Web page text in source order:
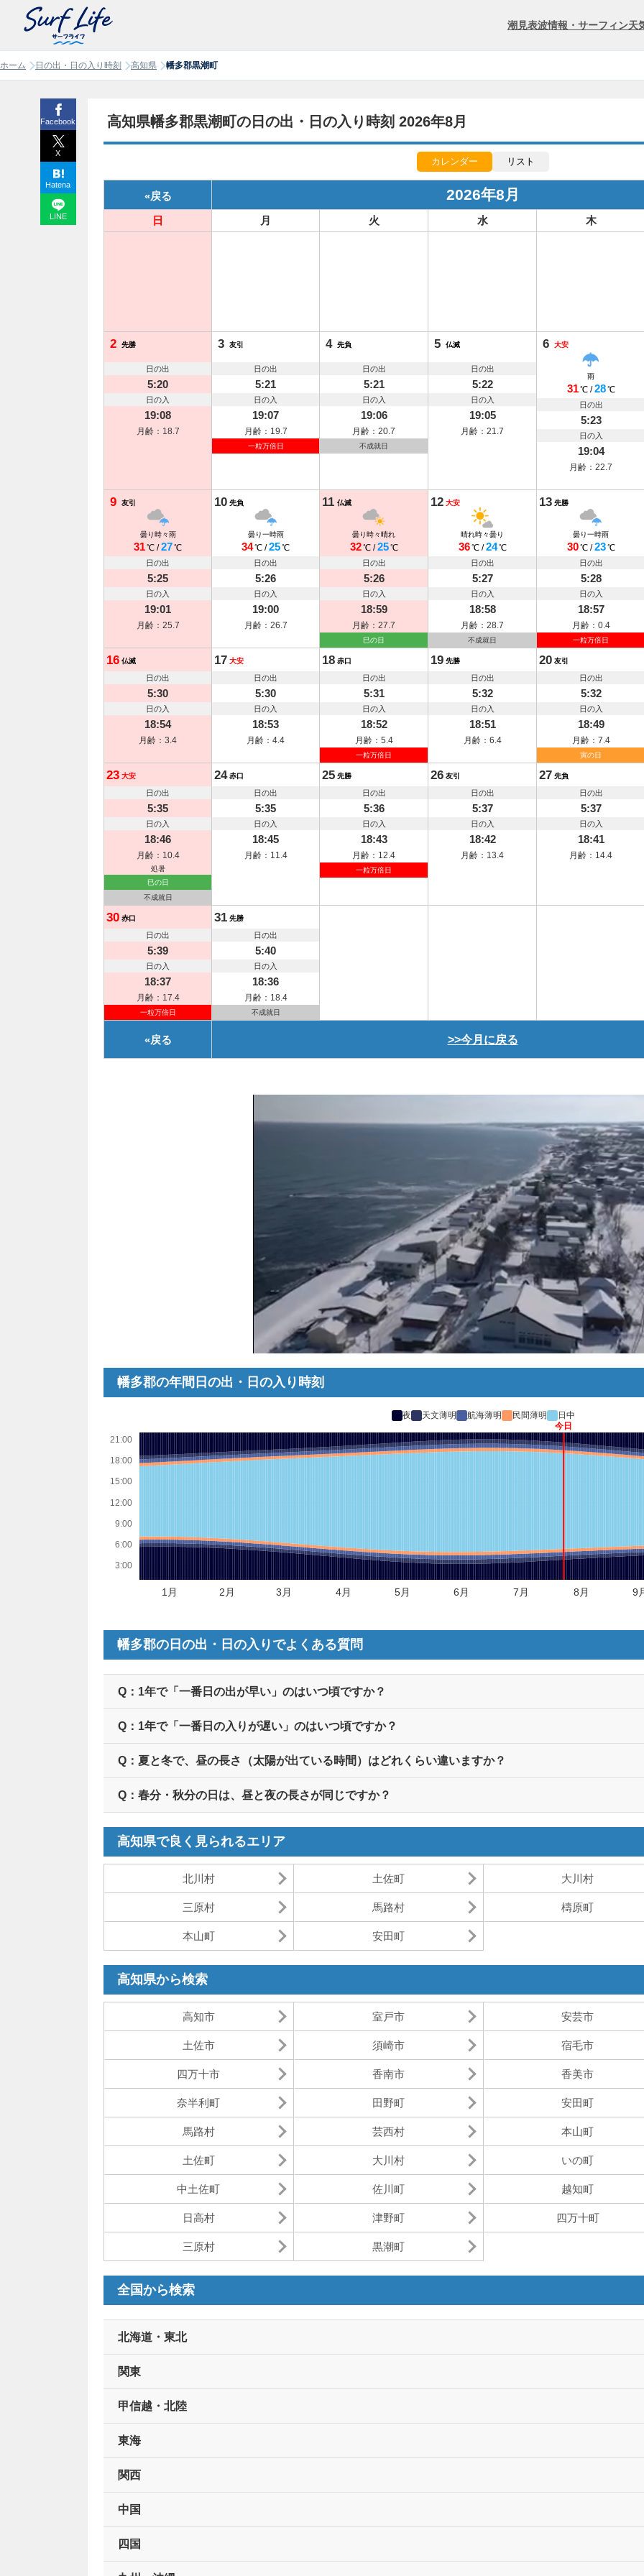
潮見表波情報・サーフィン天
ホーム 日の出・日の入り時刻 高知県 幡多郡黒潮町
高知県幡多郡黒潮町の日の出・日の入り時刻 2026年8月
カレンダー リスト
«戻る 2026年8月
日 月 火 水 木
2 先勝
日の出
5:20
日の入
19:08
月齢：18.7
3 友引
日の出
5:21
日の入
19:07
月齢：19.7
一粒万倍日
4 先負
日の出
5:21
日の入
19:06
月齢：20.7
不成就日
5 仏滅
日の出
5:22
日の入
19:05
月齢：21.7
6 大安
雨
31℃/28℃
日の出
5:23
日の入
19:04
月齢：22.7
9 友引
曇り時々雨
31℃ /27℃
日の出
5:25
日の入
19:01
月齢：25.7
10 先負
曇り一時雨
34℃ /25℃
日の出
5:26
日の入
19:00
月齢：26.7
11 仏滅
曇り時々晴れ
32℃/25℃
日の出
5:26
日の入
18:59
月齢：27.7
巳の日
12 大安
晴れ時々曇り
36℃/24℃
日の出
5:27
日の入
18:58
月齢：28.7
不成就日
13 先勝
曇り一時雨
30℃/23℃
日の出
5:28
日の入
18:57
月齢：0.4
一粒万倍日
16 仏滅
日の出
5:30
日の入
18:54
月齢：3.4
17 大安
日の出
5:30
日の入
18:53
月齢：4.4
18 赤口
日の出
5:31
日の入
18:52
月齢：5.4
一粒万倍日
19 先勝
日の出
5:32
日の入
18:51
月齢：6.4
20 友引
日の出
5:32
日の入
18:49
月齢：7.4
寅の日
23 大安
日の出
5:35
日の入
18:46
月齢：10.4
処暑
巳の日
不成就日
24 赤口
日の出
5:35
日の入
18:45
月齢：11.4
25 先勝
日の出
5:36
日の入
18:43
月齢：12.4
一粒万倍日
26 友引
日の出
5:37
日の入
18:42
月齢：13.4
27 先負
日の出
5:37
日の入
18:41
月齢：14.4
30 赤口
日の出
5:39
日の入
18:37
月齢：17.4
一粒万倍日
31 先勝
日の出
5:40
日の入
18:36
月齢：18.4
不成就日
«戻る >>今月に戻る
幡多郡の年間日の出・日の入り時刻
夜 天文薄明 航海薄明 民間薄明 日中
幡多郡の日の出・日の入りでよくある質問
Q：1年で「一番日の出が早い」のはいつ頃ですか？
Q：1年で「一番日の入りが遅い」のはいつ頃ですか？
Q：夏と冬で、昼の長さ（太陽が出ている時間）はどれくらい違いますか？
Q：春分・秋分の日は、昼と夜の長さが同じですか？
高知県で良く見られるエリア
北川村 土佐町 大川村
三原村 馬路村 檮原町
本山町 安田町
高知県から検索
高知市 室戸市 安芸市
土佐市 須崎市 宿毛市
四万十市 香南市 香美市
奈半利町 田野町 安田町
馬路村 芸西村 本山町
土佐町 大川村 いの町
中土佐町 佐川町 越知町
日高村 津野町 四万十町
三原村 黒潮町
全国から検索
北海道・東北
関東
甲信越・北陸
東海
関西
中国
四国
Facebook
X
Hatena
LINE